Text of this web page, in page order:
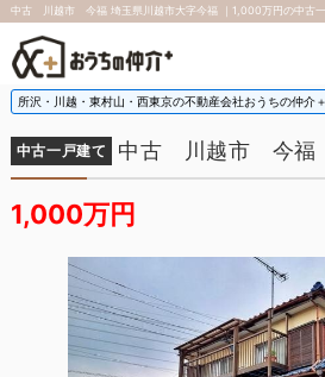
中古 川越市 今福 埼玉県川越市大字今福 ｜1,000万円の中古
所沢・川越・東村山・西東京の不動産会社おうちの仲介
中古一戸建て 中古 川越市 今福
1,000万円